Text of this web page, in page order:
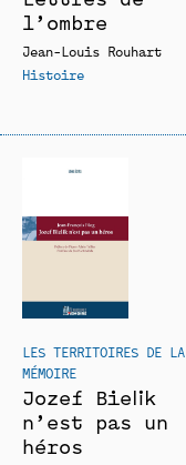
l’ombre
Jean-Louis Rouhart
Histoire
LES TERRITOIRES DE LA
MÉMOIRE
Jozef Bielik
n’est pas un
héros